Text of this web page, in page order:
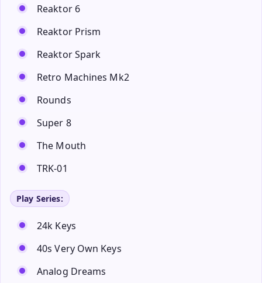
Reaktor 6
Reaktor Prism
Reaktor Spark
Retro Machines Mk2
Rounds
Super 8
The Mouth
TRK-01
Play Series:
24k Keys
40s Very Own Keys
Analog Dreams